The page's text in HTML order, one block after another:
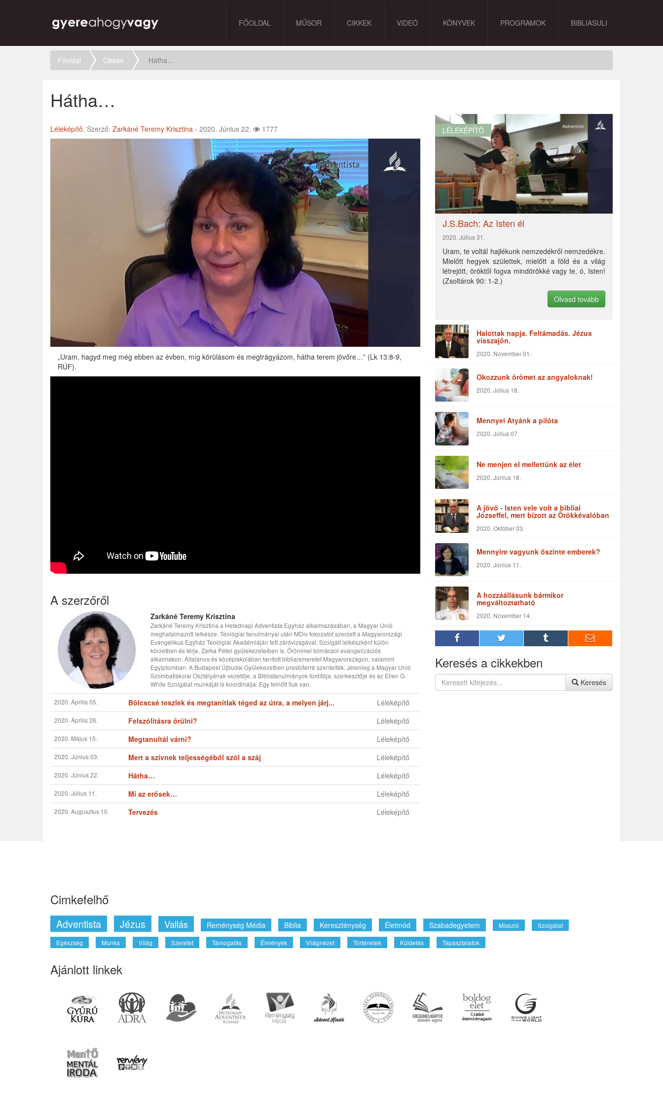
FŐOLDAL MŰSOR CIKKEK VIDEÓ KÖNYVEK PROGRAMOK BIBLIASULI
Főoldal Cikkek Hátha…
Hátha…
Léleképítő, Szerző: Zarkáné Teremy Krisztina - 2020. Június 22. 1777
„Uram, hagyd meg még ebben az évben, míg körülásom és megtrágyázom, hátha terem jövőre…” (Lk 13:8-9,
RÚF).
A szerzőről
Zarkáné Teremy Krisztina
Zarkáné Teremy Krisztina a Hetednapi Adventista Egyház alkalmazásában, a Magyar Unió
meghatalmazott lelkésze. Teológiai tanulmányai után MDiv fokozatot szerzett a Magyarországi
Evangélikus Egyház Teológiai Akadémiáján tett záróvizsgával. Szolgált lelkészként külön
körzetben és férje, Zarka Péter gyülekezeteiben is. Örömmel tolmácsol evangelizációs
alkalmakon. Általános és középiskolában tanított bibliaismeretet Magyarországon, valamint
Egyiptomban. A Budapest Újbudai Gyülekezetben presbiterré szentelték. Jelenleg a Magyar Unió
Szombatiskolai Osztályának vezetője, a Bibliatanulmányok fordítója, szerkesztője és az Ellen G.
White Szolgálat munkáját is koordinálja. Egy felnőtt fiuk van.
2020. Április 05. Bölcscsé teszlek és megtanítlak téged az útra, a melyen járj... Léleképítő
2020. Április 26. Felszólításra örülni? Léleképítő
2020. Május 15. Megtanultál várni? Léleképítő
2020. Június 03. Mert a szívnek teljességéből szól a száj Léleképítő
2020. Június 22. Hátha… Léleképítő
2020. Július 11. Mi az erősek… Léleképítő
2020. Augusztus 10. Tervezés Léleképítő
LÉLEKÉPÍTŐ
J.S.Bach: Az Isten él
2020. Július 31.
Uram, te voltál hajlékunk nemzedékről nemzedékre.
Mielőtt hegyek születtek, mielőtt a föld és a világ
létrejött, öröktől fogva mindörökké vagy te, ó, Isten!
(Zsoltárok 90: 1-2.)
Olvasd tovább
Halottak napja. Feltámadás. Jézus
visszajön.
2020. November 01.
Okozzunk örömet az angyaloknak!
2020. Július 18.
Mennyei Atyánk a pilóta
2020. Július 07.
Ne menjen el mellettünk az élet
2020. Június 18.
A jövő - Isten vele volt a bibliai
Józseffel, mert bízott az Örökkévalóban
2020. Október 03.
Mennyire vagyunk őszinte emberek?
2020. Június 11.
A hozzáállásunk bármikor
megváltoztatható
2020. November 14.
Keresés a cikkekben
Keresés
Cimkefelhő
Adventista Jézus Vallás Reménység Média Biblia Kereszténység Életmód Szabadegyetem Misszió Szolgálat
Egészség Munka Világ Szeretet Támogatás Élmények Világnézet Történetek Küldetés Tapasztalatok
Ajánlott linkek